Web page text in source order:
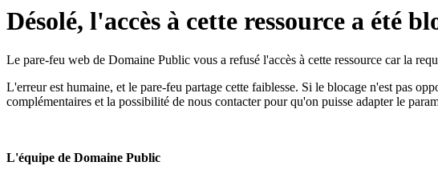
Désolé, l'accès à cette ressource a été
Le pare-feu web de Domaine Public vous a refusé l'accès à cette ressource car la
L'erreur est humaine, et le pare-feu partage cette faiblesse. Si le blocage n'est pas
complémentaires et la possibilité de nous contacter pour qu'on puisse adapter le
L'équipe de Domaine Public